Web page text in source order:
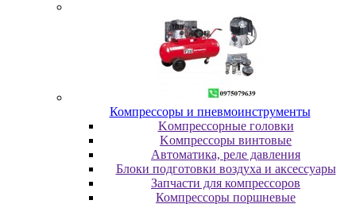
Компрессоры и пневмоинструменты
Koмпpeccopныe гoлoвки
Koмпpeccopы винтoвыe
Автоматика, реле давления
Блоки подготовки воздуха и аксессуары
Запчасти для компрессоров
Компрессоры поршневые